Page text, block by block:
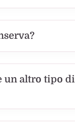
un altro tipo di